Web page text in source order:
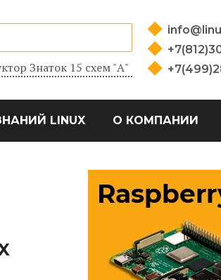
Знаток 15 схем "А"
LINUX О КОМПАНИИ